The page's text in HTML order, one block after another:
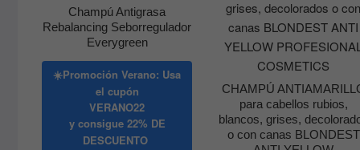
Champú Antigrasa
Rebalancing Seborregulador
Everygreen
☀️Promoción Verano: Usa
el cupón
VERANO22
y consigue22% DE
DESCUENTO
CHAMPÚ
para cabellos rubios,
blancos, grises,
o con canas BLONDEST